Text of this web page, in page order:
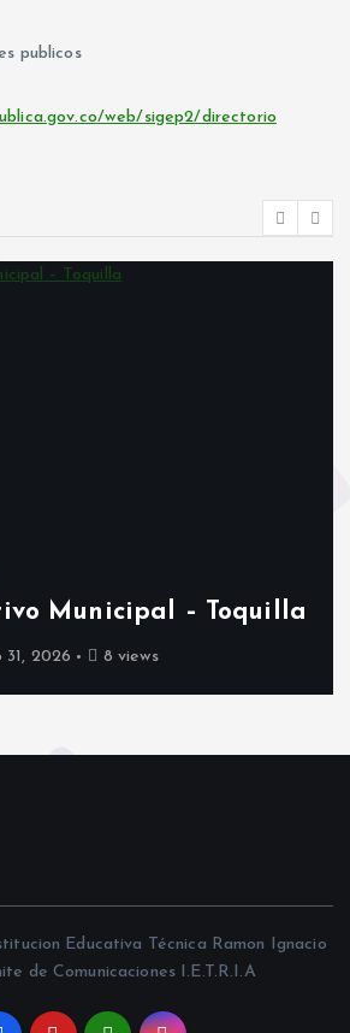
publicos
web/sigep2/directorio
Municipal – Toquilla
31, 2026 8 views
Educativa Técnica Ramon Ignacio
de Comunicaciones I.E.T.R.I.A